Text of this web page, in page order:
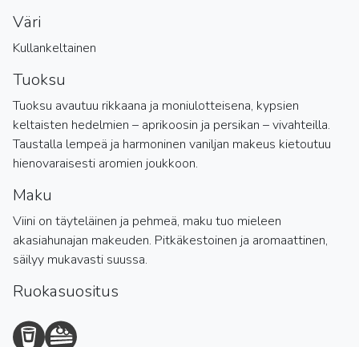
Väri
Kullankeltainen
Tuoksu
Tuoksu avautuu rikkaana ja moniulotteisena, kypsien
keltaisten hedelmien – aprikoosin ja persikan – vivahteilla.
Taustalla lempeä ja harmoninen vaniljan makeus kietoutuu
hienovaraisesti aromien joukkoon.
Maku
Viini on täyteläinen ja pehmeä, maku tuo mieleen
akasiahunajan makeuden. Pitkäkestoinen ja aromaattinen,
säilyy mukavasti suussa.
Ruokasuositus